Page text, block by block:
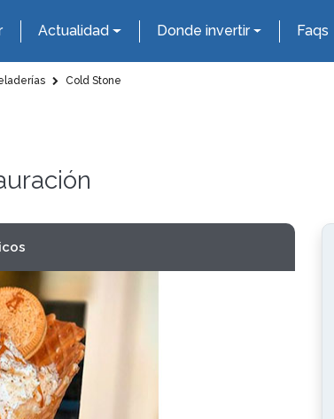
Actualidad Donde invertir Faqs
Cold Stone